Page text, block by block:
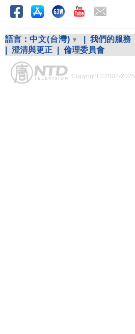
語言： 中文(台灣) 我們的服務
澄清與更正 倫理委員會
Copyright ©2002-2025